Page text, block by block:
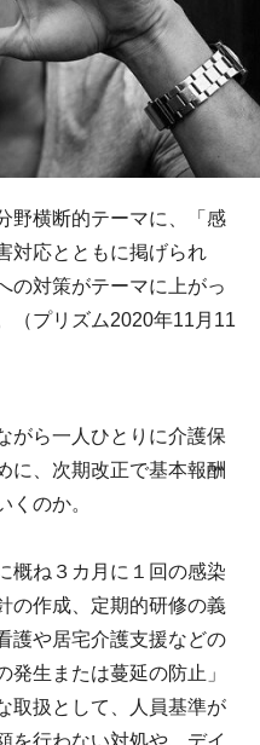
野横断的テーマに、「感
対応とともに掲げられ
の対策がテーマに上がっ
（プリズム2020年11月11
がら一人ひとりに介護保
に、次期改正で基本報酬
くのか。
概ね３カ月に１回の感染
の作成、定期的研修の義
護や居宅介護支援などの
生または蔓延の防止」
取扱として、人員基準が
を行わない対処や、デイ